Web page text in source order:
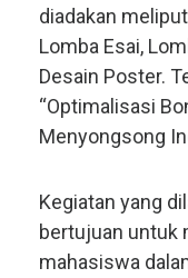
diadakan
Lomba Esai,
Desain Poster.
“Optimalisasi
Menyongsong
Kegiatan yang
bertujuan untuk
mahasiswa